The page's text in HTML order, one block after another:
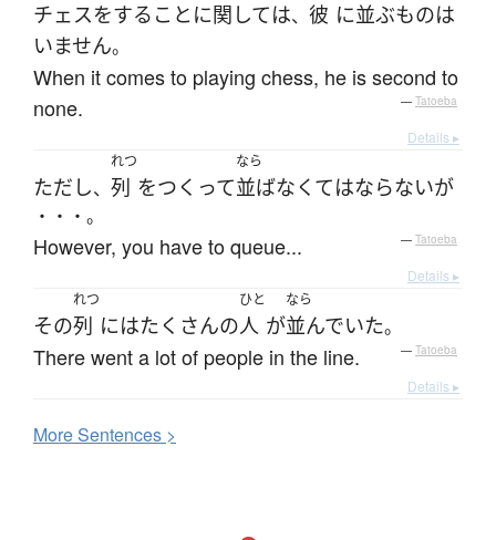
チェスをする ことに関しては、 彼 に並ぶものは
いません。
When it comes to playing chess, he is second to
none.
— Tatoeba
Details ▸
ただし、
れつ
列 をつくって
なら
並ばなくてはならないが
・・・。
However, you have to queue... — Tatoeba
Details ▸
その
れつ
列 にはたくさんの
ひと
人 が
なら
並んでいた。
There went a lot of people in the line. — Tatoeba
Details ▸
MoreSentences >